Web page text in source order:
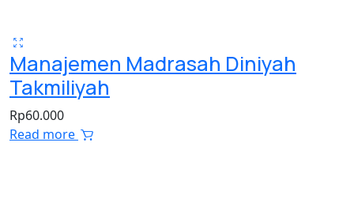
Manajemen Madrasah Diniyah
Takmiliyah
Rp60.000
Read more